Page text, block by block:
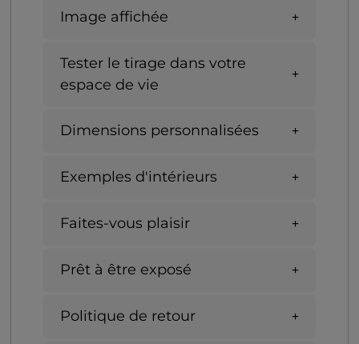
Image affichée
Tester le tirage dans votre
espace de vie
Dimensions personnalisées
Exemples d'intérieurs
Faites-vous plaisir
Prêt à être exposé
Politique de retour